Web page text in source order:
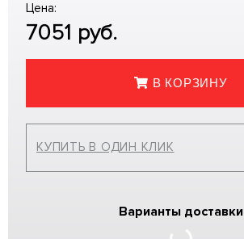
Цена:
7051 руб.
В КОРЗИНУ
КУПИТЬ В ОДИН КЛИК
Варианты доставки